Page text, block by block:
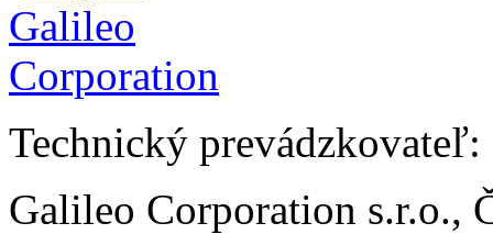
Technický prevádzkovateľ:
Galileo Corporation s.r.o.,